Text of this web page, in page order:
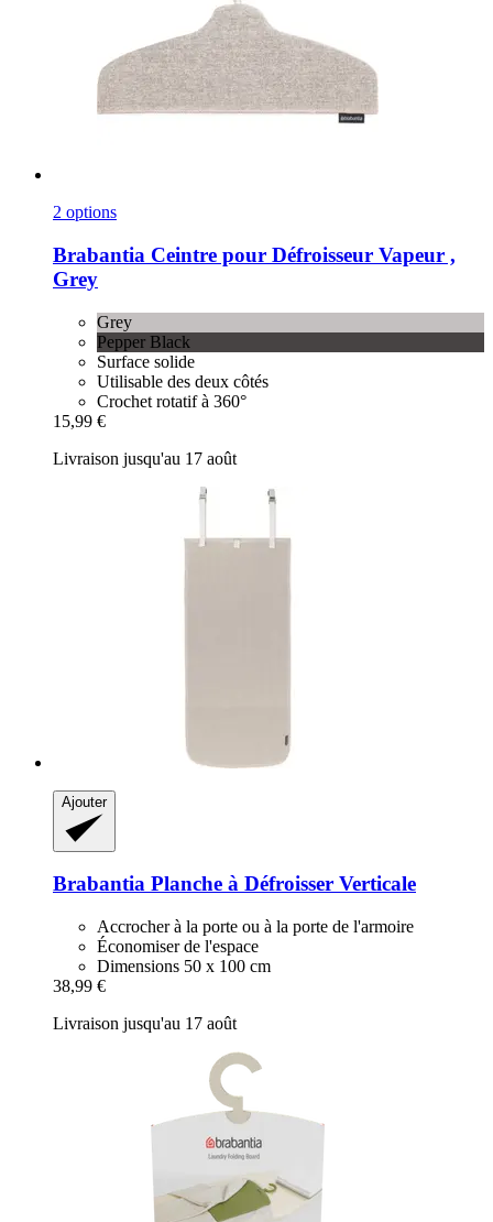
2 options
Brabantia Ceintre pour Défroisseur Vapeur ,
Grey
Grey
Pepper Black
Surface solide
Utilisable des deux côtés
Crochet rotatif à 360°
15,99 €
Livraison jusqu'au 17 août
Ajouter
Brabantia Planche à Défroisser Verticale
Accrocher à la porte ou à la porte de l'armoire
Économiser de l'espace
Dimensions 50 x 100 cm
38,99 €
Livraison jusqu'au 17 août